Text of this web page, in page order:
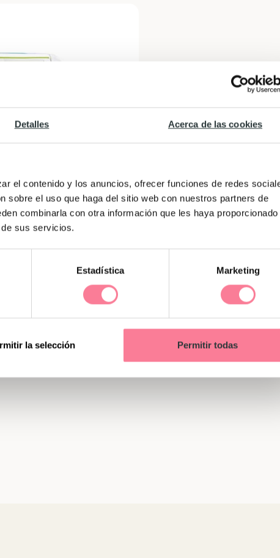
Detalles Acerca de las cookies
el contenido y los anuncios, ofrecer funciones de redes
sobre el uso que haga del sitio web con nuestros partners de
combinarla con otra información que les haya proporcionado
sus servicios.
Estadística Marketing
la selección Permitir todas